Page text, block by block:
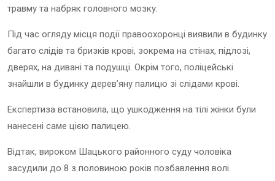
травму та набряк головного мозку.
Під час огляду місця події правоохоронці виявили в будинку
багато слідів та бризків крові, зокрема на стінах, підлозі,
дверях, на дивані та подушці. Окрім того, поліцейські
знайшли в будинку дерев’яну палицю зі слідами крові.
Експертиза встановила, що ушкодження на тілі жінки були
нанесені саме цією палицею.
Відтак, вироком Шацького районного суду чоловіка
засудили до 8 з половиною років позбавлення волі.